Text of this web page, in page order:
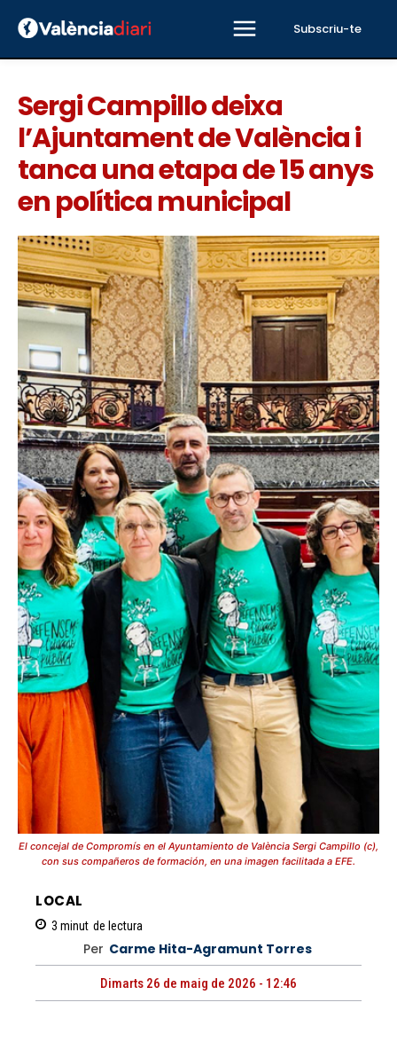
Subscriu-te
Sergi Campillo deixa
l’Ajuntament de València i
tanca una etapa de 15 anys
en política municipal
El concejal de Compromís en el Ayuntamiento de València Sergi Campillo (c),
con sus compañeros de formación, en una imagen facilitada a EFE.
LOCAL
3 minut de lectura
Per Carme Hita-Agramunt Torres
Dimarts 26 de maig de 2026 - 12:46